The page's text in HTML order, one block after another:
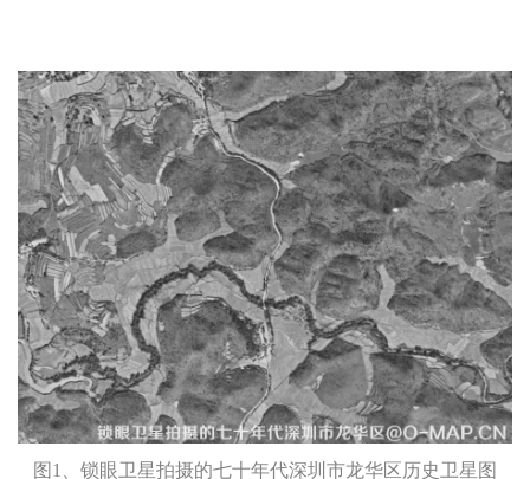
图1、锁眼卫星拍摄的七十年代深圳市龙华区历史卫星图